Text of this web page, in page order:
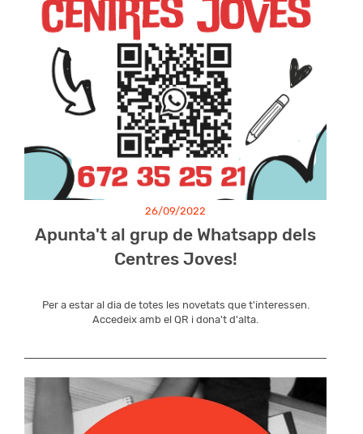
26/09/2022
Apunta't al grup de Whatsapp dels
Centres Joves!
Per a estar al dia de totes les novetats que t'interessen.
Accedeix amb el QR i dona't d'alta.